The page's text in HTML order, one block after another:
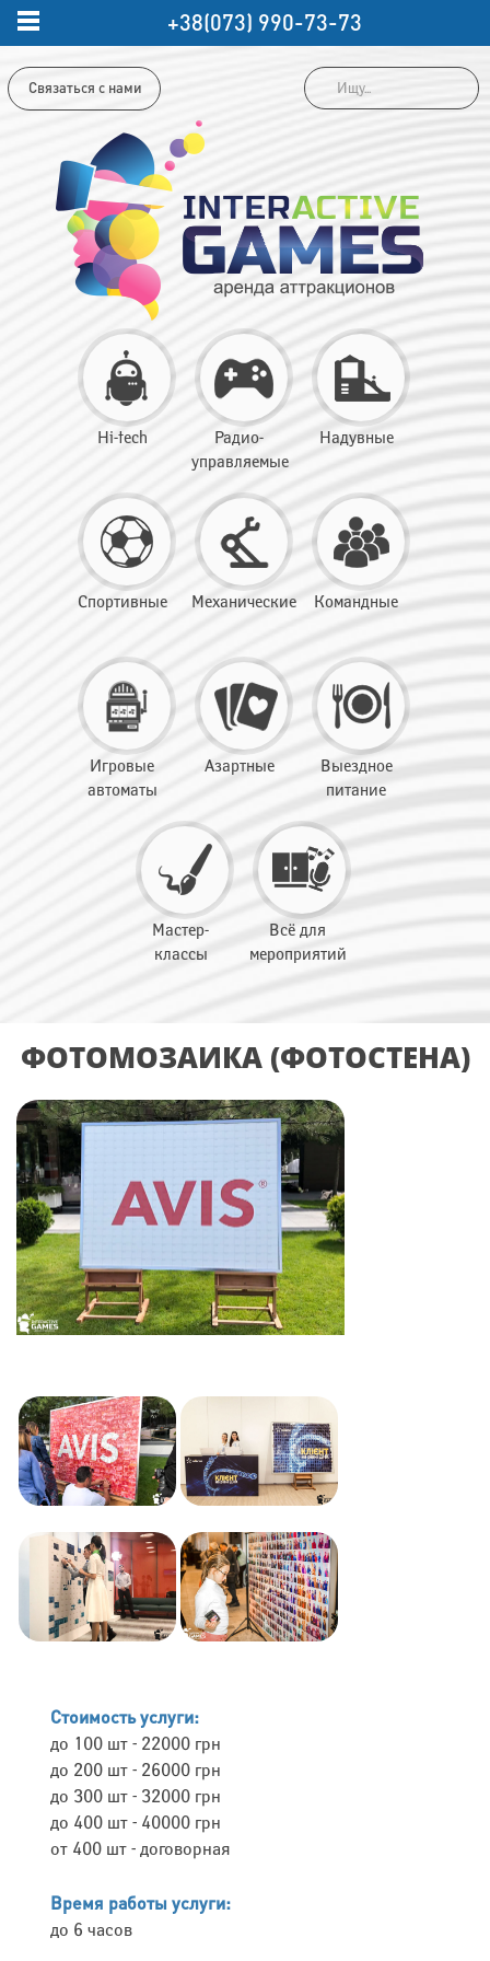
Связаться с нами
Hi-tech
Радио-
управляемые
Надувные
Спортивные Механические Командные
Игровые
автоматы
Азартные
Выездное
питание
Мастер-
классы
Всё для
мероприятий
ФОТОМОЗАИКА (ФОТОСТЕНА)
Стоимость услуги:
до 100 шт - 22000 грн
до 200 шт - 26000 грн
до 300 шт - 32000 грн
до 400 шт - 40000 грн
от 400 шт - договорная
Время работы услуги:
до 6 часов
+38(073) 990-73-73